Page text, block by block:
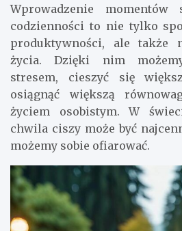
Wprowadzenie
codzienności to nie tylko
produktywności, ale także
życia. Dzięki nim
stresem, cieszyć się
osiągnąć większą
życiem osobistym. W
chwila ciszy może być
możemy sobie ofiarować.